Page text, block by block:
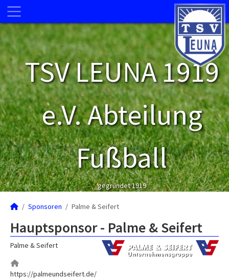
TSV LEUNA 1919
e.V. Abteilung
Fußball
gegründet 1919
Sponsoren Palme & Seifert
Hauptsponsor - Palme & Seifert
Palme & Seifert
https://palmeundseifert.de/